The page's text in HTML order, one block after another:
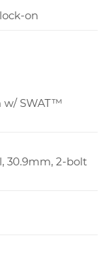
on
w/ SWAT™
30.9mm, 2-bolt